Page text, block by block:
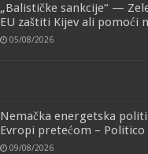
„Balističke sankcije“ —
EU zaštiti Kijev ali pomoći
05/08/2026
Nemačka energetska
Evropi pretećom – Politico
09/08/2026